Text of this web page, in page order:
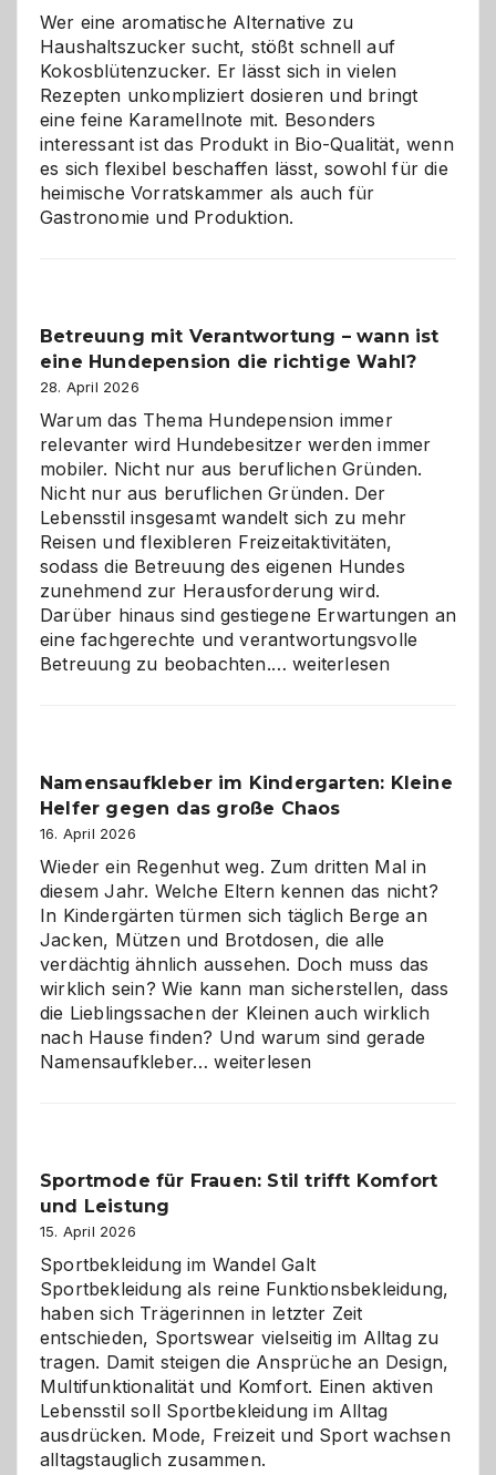
für
Hunde
im
eigenen
Zuhause
Wer eine aromatische Alternative zu
Haushaltszucker sucht, stößt schnell auf
Kokosblütenzucker. Er lässt sich in vielen
Rezepten unkompliziert dosieren und bringt
eine feine Karamellnote mit. Besonders
interessant ist das Produkt in Bio-Qualität, wenn
es sich flexibel beschaffen lässt, sowohl für die
heimische Vorratskammer als auch für
Gastronomie und Produktion.
Betreuung mit Verantwortung – wann ist
eine Hundepension die richtige Wahl?
28. April 2026
Warum das Thema Hundepension immer
relevanter wird Hundebesitzer werden immer
mobiler. Nicht nur aus beruflichen Gründen.
Nicht nur aus beruflichen Gründen. Der
Lebensstil insgesamt wandelt sich zu mehr
Reisen und flexibleren Freizeitaktivitäten,
sodass die Betreuung des eigenen Hundes
zunehmend zur Herausforderung wird.
Darüber hinaus sind gestiegene Erwartungen an
eine fachgerechte und verantwortungsvolle
Betreuung zu beobachten.…Betreuung
ist
eine
Wahl?
weiterlesen
Namensaufkleber im Kindergarten: Kleine
Helfer gegen das große Chaos
16. April 2026
Wieder ein Regenhut weg. Zum dritten Mal in
diesem Jahr. Welche Eltern kennen das nicht?
In Kindergärten türmen sich täglich Berge an
Jacken, Mützen und Brotdosen, die alle
verdächtig ähnlich aussehen. Doch muss das
wirklich sein? Wie kann man sicherstellen, dass
die Lieblingssachen der Kleinen auch wirklich
nach Hause finden? Und warum sind gerade
Namensaufkleber…Namensaufkleber
gegen
Chaos
weiterlesen
Sportmode für Frauen: Stil trifft Komfort
und Leistung
15. April 2026
Sportbekleidung im Wandel Galt
Sportbekleidung als reine Funktionsbekleidung,
haben sich Trägerinnen in letzter Zeit
entschieden, Sportswear vielseitig im Alltag zu
tragen. Damit steigen die Ansprüche an Design,
Multifunktionalität und Komfort. Einen aktiven
Lebensstil soll Sportbekleidung im Alltag
ausdrücken. Mode, Freizeit und Sport wachsen
alltagstauglich zusammen.